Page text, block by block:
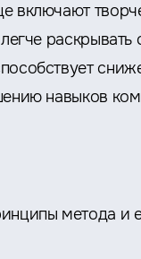
включают
раскрывать
навыков
метода и